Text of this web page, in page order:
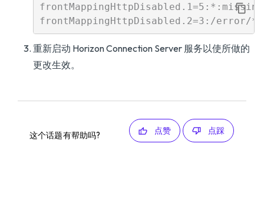
frontMappingHttpDisabled.1=5:*:missing
重新启动 Horizon Connection Server 服务以使所做的
更改生效。
这个话题有帮助吗? 点赞 点踩